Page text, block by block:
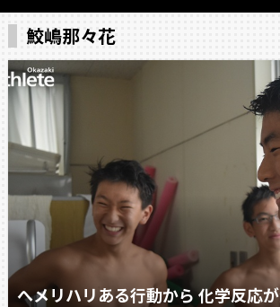
鮫嶋那々花
へメリハリある行動から 化学反応が